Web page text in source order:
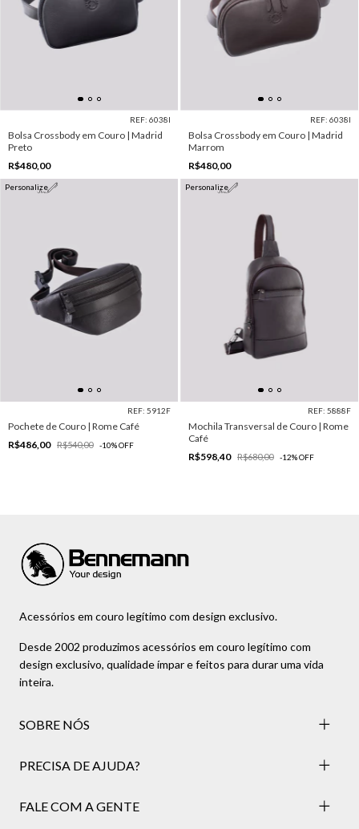
REF: 6038I
Bolsa Crossbody em Couro | Madrid
Preto
R$480,00
REF: 6038I
Bolsa Crossbody em Couro | Madrid
Marrom
R$480,00
Personalize
REF: 5912F
Pochete de Couro | Rome Café
R$486,00
R$540,00 -10%OFF
Personalize
REF: 5888F
Mochila Transversal de Couro | Rome
Café
R$598,40
R$680,00 -12%OFF
Acessórios em couro legítimo com design exclusivo.
Desde 2002 produzimos acessórios em couro legítimo com
design exclusivo, qualidade ímpar e feitos para durar uma vida
inteira.
SOBRE NÓS
PRECISA DE AJUDA?
FALE COM A GENTE